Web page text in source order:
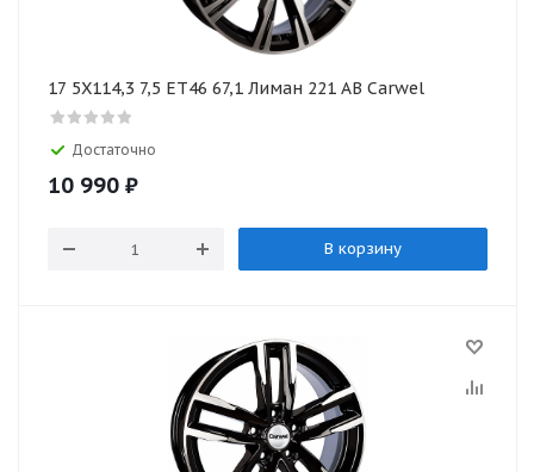
17 5X114,3 7,5 ET46 67,1 Лиман 221 AB Carwel
Достаточно
10 990 ₽
В корзину